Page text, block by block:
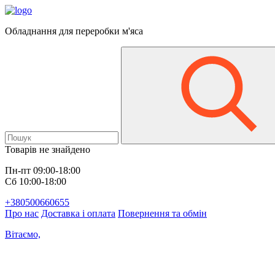
Обладнання для переробки м'яса
Товарів не знайдено
Пн-пт 09:00-18:00
Сб 10:00-18:00
+380500660655
Про нас Доставка і оплата Повернення та обмін
Вітаємо,